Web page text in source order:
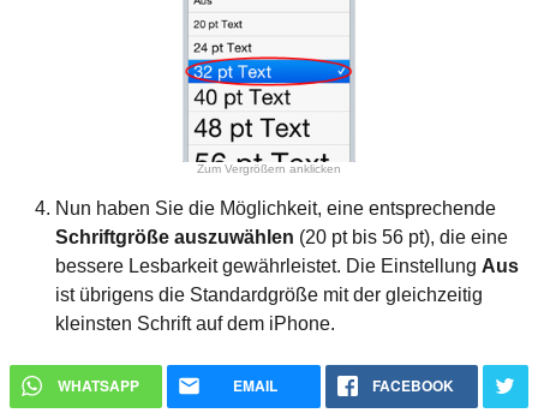
Zum Vergrößern anklicken
Nun haben Sie die Möglichkeit, eine entsprechende
Schriftgröße auszuwählen (20 pt bis 56 pt), die eine
bessere Lesbarkeit gewährleistet. Die EinstellungAus
ist übrigens die Standardgröße mit der gleichzeitig
kleinsten Schrift auf dem iPhone.
WHATSAPP EMAIL FACEBOOK